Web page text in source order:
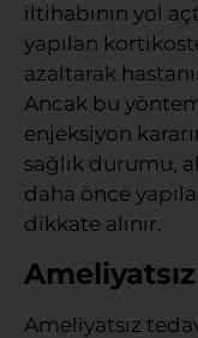
iltihabının yol
yapılan
azaltarak
Ancak bu
enjeksiyon
sağlık durumu,
daha önce
dikkate alınır.
Ameliyatsız